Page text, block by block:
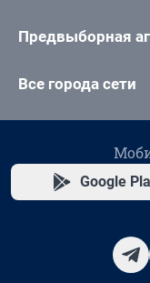
Предвыборная
Все города сети
Google